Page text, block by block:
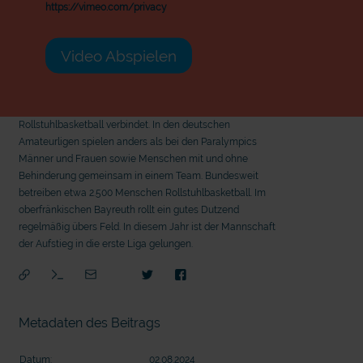
https://vimeo.com/privacy
Video Abspielen
Rollstuhlbasketball verbindet. In den deutschen
Amateurligen spielen anders als bei den Paralympics
Männer und Frauen sowie Menschen mit und ohne
Behinderung gemeinsam in einem Team. Bundesweit
betreiben etwa 2.500 Menschen Rollstuhlbasketball. Im
oberfränkischen Bayreuth rollt ein gutes Dutzend
regelmäßig übers Feld. In diesem Jahr ist der Mannschaft
der Aufstieg in die erste Liga gelungen.
Metadaten des Beitrags
Datum:
02.08.2024